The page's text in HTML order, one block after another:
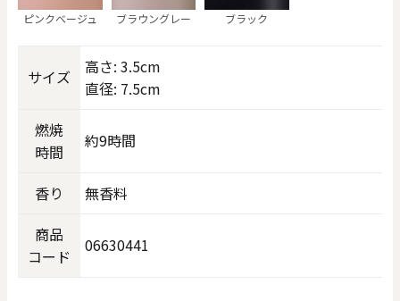
ピンクベージュ ブラウングレー ブラック
サイズ
高さ: 3.5cm
直径: 7.5cm
燃焼
時間
約9時間
香り
無香料
商品
コード
06630441